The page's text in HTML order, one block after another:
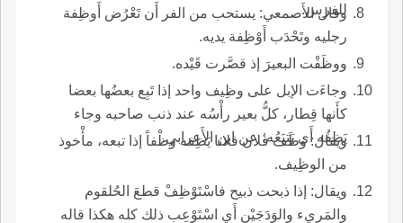
للفرس.
وقال الأَصمعي: يستحب من الفر أَن تَعْرُض أَوظِفة
رجليه وتَحْدَب أَوْظِفة يديه.
ووظَفْت البعيرَ إذ قصَّرت قَيْده.
وجاءَت الإبل على وظِيف واحد إذا تَبِع بعضُها بعضا
كأَنها قِطار، كلُّ بعير رأْسُه عند ذنب صاحبه وجاء
يَظِفُه أَي يَتبَعُه؛ عن ابن الأَعرابي.
ويقال: وظَف فلان فلانا يَظِفه وظْفاً إذا تبعه، مأْخوذ
من الوظِيف.
ويقال: إذا ذبحت ذبيح فاسْتَوْظِفْ قطعَ الحُلقوم
والمَرِيء والوَدَجَيْن أَي اسْتَوْعِب ذلك كله هكذا قاله